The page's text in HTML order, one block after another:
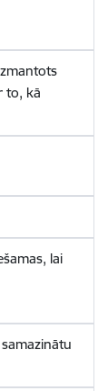
to, kā
lai